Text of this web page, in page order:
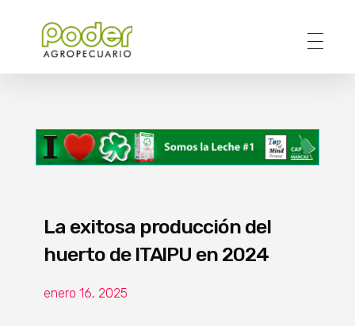
La exitosa producción del
huerto de ITAIPU en 2024
enero 16, 2025